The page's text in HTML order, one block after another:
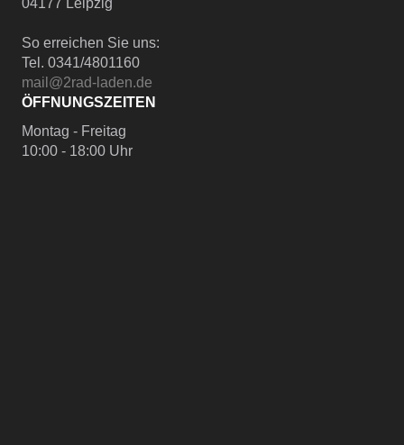
04177 Leipzig
So erreichen Sie uns:
Tel. 0341/4801160
mail@2rad-laden.de
ÖFFNUNGSZEITEN
Montag - Freitag
10:00 - 18:00 Uhr